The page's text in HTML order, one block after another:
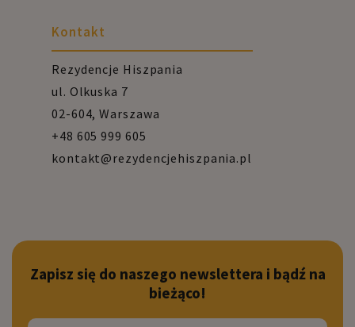
Kontakt
Rezydencje Hiszpania
ul. Olkuska 7
02-604, Warszawa
+48 605 999 605
kontakt@rezydencjehiszpania.pl
Zapisz się do naszego newslettera i bądź na
bieżąco!